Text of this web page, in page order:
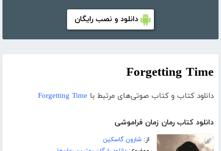
دانلود و نصب رایگان
Forgetting Time
دانلود کتاب و کتاب صوتی‌های مرتبط با Forgetting Time
دانلود کتاب رمان زمان فراموشی
از:شارون گاسکین